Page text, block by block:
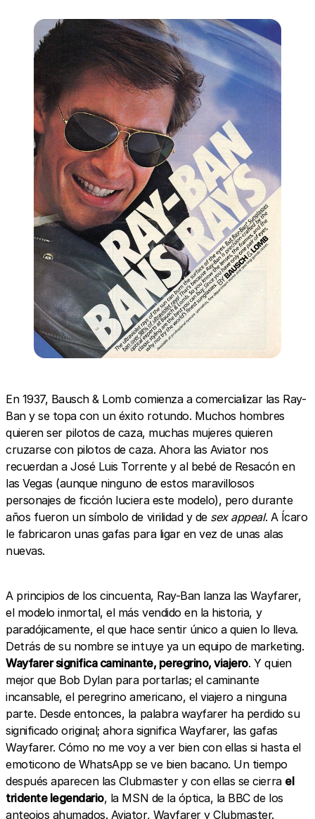
En 1937, Bausch & Lomb comienza a comercializar las Ray-
Ban y se topa con un éxito rotundo. Muchos hombres
quieren ser pilotos de caza, muchas mujeres quieren
cruzarse con pilotos de caza. Ahora las Aviator nos
recuerdan a José Luis Torrente y al bebé de Resacón en
las Vegas (aunque ninguno de estos maravillosos
personajes de ficción luciera este modelo), pero durante
años fueron un símbolo de virilidad y de sex appeal. A Ícaro
le fabricaron unas gafas para ligar en vez de unas alas
nuevas.
A principios de los cincuenta, Ray-Ban lanza las Wayfarer,
el modelo inmortal, el más vendido en la historia, y
paradójicamente, el que hace sentir único a quien lo lleva.
Detrás de su nombre se intuye ya un equipo de marketing.
Wayfarer significa caminante, peregrino, viajero. Y quien
mejor que Bob Dylan para portarlas; el caminante
incansable, el peregrino americano, el viajero a ninguna
parte. Desde entonces, la palabra wayfarer ha perdido su
significado original; ahora significa Wayfarer, las gafas
Wayfarer. Cómo no me voy a ver bien con ellas si hasta el
emoticono de WhatsApp se ve bien bacano. Un tiempo
después aparecen las Clubmaster y con ellas se cierra el
tridente legendario, la MSN de la óptica, la BBC de los
anteojos ahumados. Aviator, Wayfarer y Clubmaster.